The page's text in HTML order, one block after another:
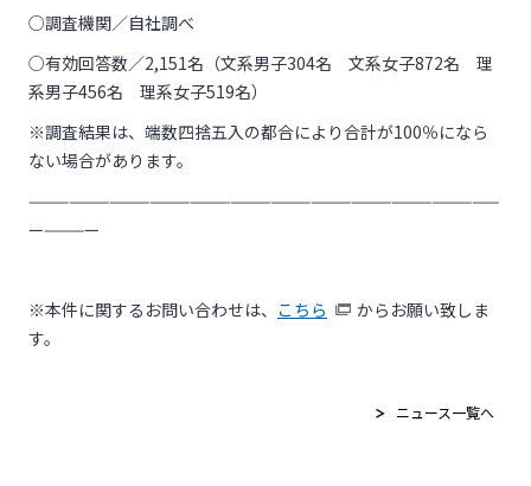
○調査機関／自社調べ
○有効回答数／2,151名（文系男子304名 文系女子872名 理
系男子456名 理系女子519名）
※調査結果は、端数四捨五入の都合により合計が100％になら
ない場合があります。
———————————————————————————————————
—————
※本件に関するお問い合わせは、 こちら
からお願い致しま
す。
ニュース一覧へ